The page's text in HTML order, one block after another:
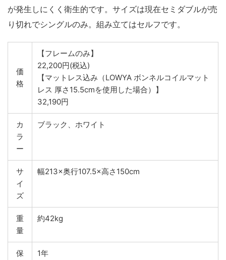
が発生しにくく衛生的です。サイズは現在セミダブルが売
り切れでシングルのみ。組み立てはセルフです。
価
格
【フレームのみ】
22,200円(税込)
【マットレス込み（LOWYA ボンネルコイルマット
レス 厚さ15.5cmを使用した場合）】
32,190円
カ
ラ
ー
ブラック、ホワイト
サ
イ
ズ
幅213×奥行107.5×高さ150cm
重
量
約42kg
保
1年